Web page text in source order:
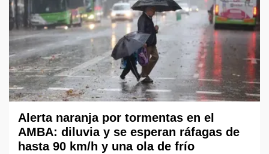
Alerta naranja por tormentas en el
AMBA: diluvia y se esperan ráfagas de
hasta 90 km/h y una ola de frío